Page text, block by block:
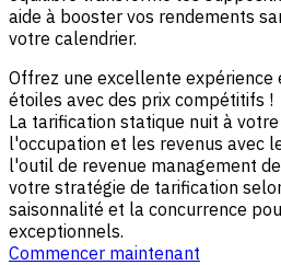
aide à booster vos rendements
votre calendrier.
Offrez une excellente expérience
étoiles avec des prix compétitifs !
La tarification statique nuit à
l'occupation et les revenus avec
l'outil de revenue management
votre stratégie de tarification
saisonnalité et la concurrence
exceptionnels.
Commencer maintenant